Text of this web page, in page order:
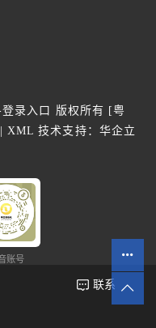
登录入口 版权所有 [粤
| XML 技术支持： 华企立
账号
联系